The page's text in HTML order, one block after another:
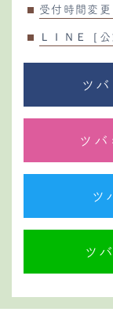
受付時間変
ＬＩＮＥ［
ツ
ツ
ツ
ツ